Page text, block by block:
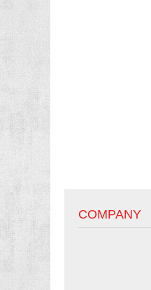
COMPANY